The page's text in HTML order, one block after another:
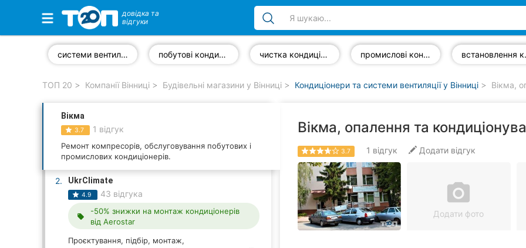
Обрані компанії
Стоматології
Ветеринарні клініки
Приватні клініки
довідка та
відгуки
системи вентиляції побутові кондиціонери чистка кондиціонерів промислові кондиціонери
ТОП 20 Компанії Вінниці Будівельні магазини у Вінниці Кондиціонери та системи вентиляції у Вінниці Вікма,
Вікма
3.7 1 відгук
Ремонт компресорів, обслуговування побутових і
промислових кондиціонерів.
2. UkrClimate
4.9 43 відгука
local_offer
-50% знижки на монтаж кондиціонерів
від Aerostar
Проєктування, підбір, монтаж,
Вікма, опалення та
3.7 1 відгук Додати відгук
camera_alt
Додати фото